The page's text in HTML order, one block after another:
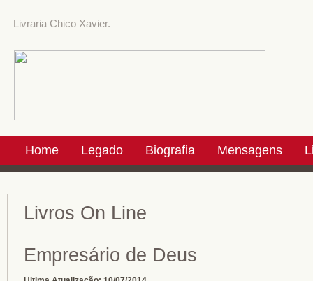
Livraria Chico Xavier.
Home Legado Biografia Mensagens
Livros On Line
Empresário de Deus